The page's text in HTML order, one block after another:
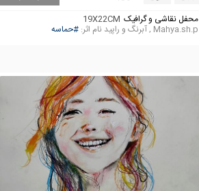
محفل نقاشی و گرافیک 19X22CM
Mahya.sh.p , آبرنگ و راپید نام اثر: #حماسه